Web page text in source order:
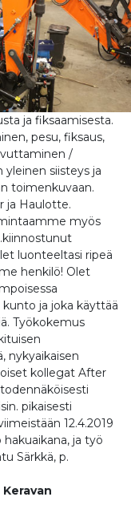
ja fiksaamisesta.
pesu, fiksaus,
/
yleinen siisteys ja
toimenkuvaan.
ja Haulotte.
myös
luonteeltasi ripeä
henkilö! Olet
ja joka käyttää
Työkokemus
nykyaikaisen
kollegat After
pikaisesti
12.4.2019
ja työ
Särkkä, p.